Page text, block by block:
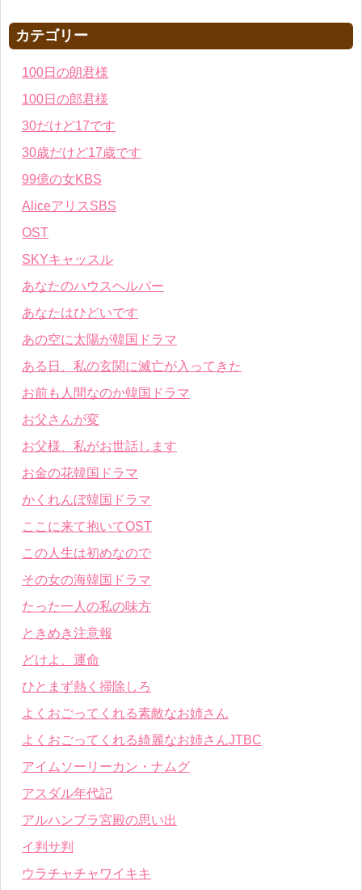
カテゴリー
100日の朗君様
100日の郎君様
30だけど17です
30歳だけど17歳です
99億の女KBS
AliceアリスSBS
OST
SKYキャッスル
あなたのハウスヘルパー
あなたはひどいです
あの空に太陽が韓国ドラマ
ある日、私の玄関に滅亡が入ってきた
お前も人間なのか韓国ドラマ
お父さんが変
お父様、私がお世話します
お金の花韓国ドラマ
かくれんぼ韓国ドラマ
ここに来て抱いてOST
この人生は初めなので
その女の海韓国ドラマ
たった一人の私の味方
ときめき注意報
どけよ、運命
ひとまず熱く掃除しろ
よくおごってくれる素敵なお姉さん
よくおごってくれる綺麗なお姉さんJTBC
アイムソーリーカン・ナムグ
アスダル年代記
アルハンブラ宮殿の思い出
イ判サ判
ウラチャチャワイキキ